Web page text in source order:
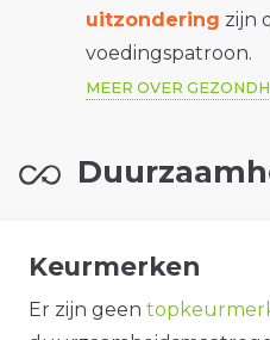
uitzondering zijn
voedingspatroon.
MEER OVER
Keurmerken
Er zijn geen